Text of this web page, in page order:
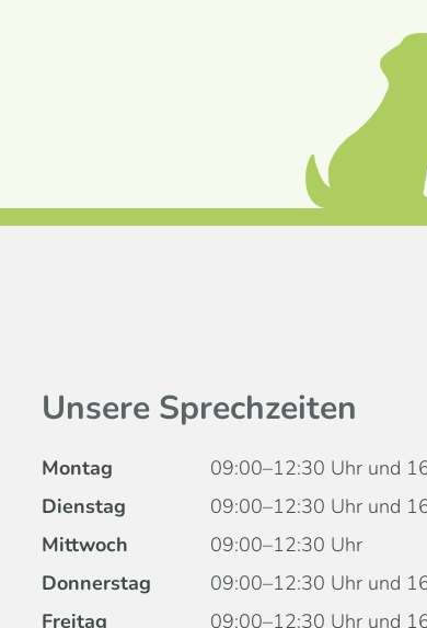
Unsere Sprechzeiten
Montag
09:00–12:30 Uhr und
Dienstag
09:00–12:30 Uhr und
Mittwoch
09:00–12:30 Uhr
Donnerstag
09:00–12:30 Uhr und
Freitag
09:00–12:30 Uhr und